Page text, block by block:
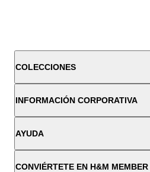
COLECCIONES
INFORMACIÓN CORPORATIVA
AYUDA
CONVIÉRTETE EN H&M MEMBER